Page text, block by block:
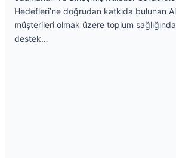
Hedefleri’ne doğrudan katkıda bulunan
müşterileri olmak üzere toplum
destek…